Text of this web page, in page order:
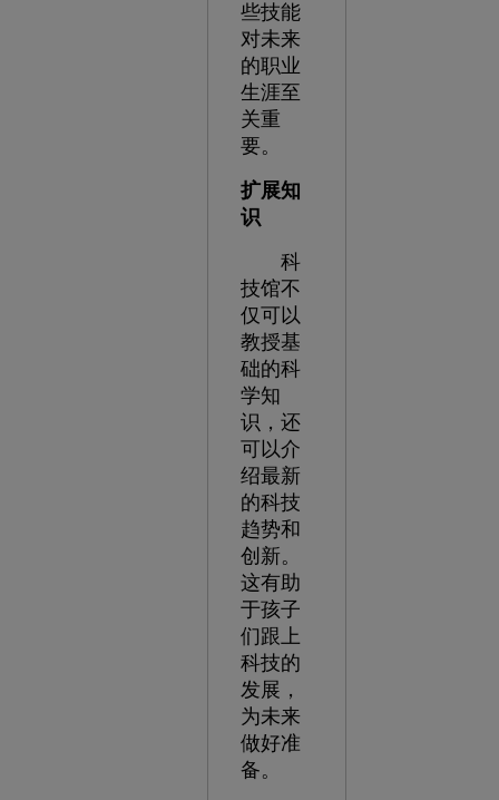
些技能
对未来
的职业
生涯至
关重
要。
扩展知
识
科
技馆不
仅可以
教授基
础的科
学知
识，还
可以介
绍最新
的科技
趋势和
创新。
这有助
于孩子
们跟上
科技的
发展，
为未来
做好准
备。